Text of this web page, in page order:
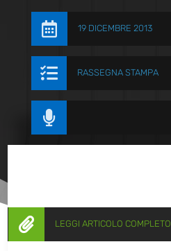
 19 DICEMBRE 2013
 RASSEGNA STAMPA

 LEGGI ARTICOLO COMPLETO